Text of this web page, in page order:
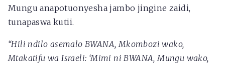
Mungu anapotuonyesha jambo jingine zaidi,
tunapaswa kutii.
“Hili ndilo asemalo BWANA, Mkombozi wako,
Mtakatifu wa Israeli: ‘Mimi ni BWANA, Mungu wako,